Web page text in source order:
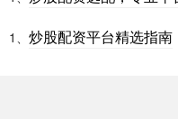
1、 炒股配资平台精选指南